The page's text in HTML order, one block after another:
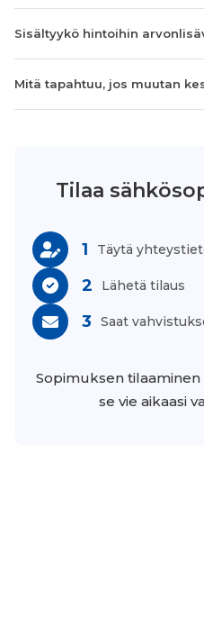
Sisältyykö hintoihin
Mitä tapahtuu, jos muutan
Tilaa
1 Täytä
2 Lähetä tilaus
3 Saat
Sopimuksen
se vie aikaasi